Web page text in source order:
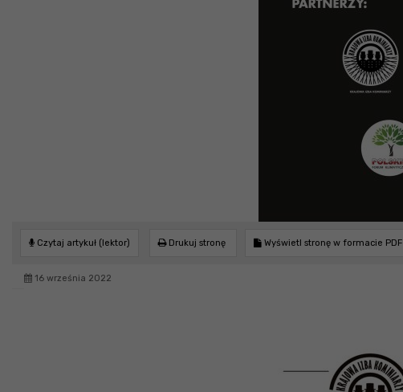
Czytaj artykuł (lektor) Drukuj stronę Wyświetl stronę w formacie PDF
16 września 2022